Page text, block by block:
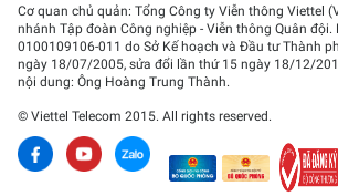
Cơ quan chủ quản: Tổng Công ty Viễn thông Viettel
nhánh Tập đoàn Công nghiệp - Viễn thông Quân đội.
0100109106-011 do Sở Kế hoạch và Đầu tư Thành
ngày 18/07/2005, sửa đổi lần thứ 15 ngày 18/12/
nội dung: Ông Hoàng Trung Thành.
© Viettel Telecom 2015. All rights reserved.